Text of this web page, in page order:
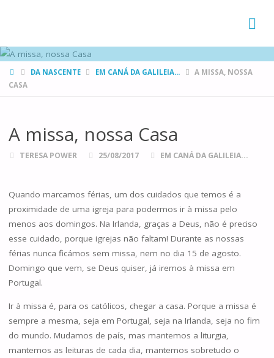
HOMEDA NASCENTE EM CANÁ DA GALILEIA...
A MISSA, NOSSA
CASA
A missa, nossa Casa
TERESA POWER 25/08/2017 EM CANÁ DA GALILEIA...
Quando marcamos férias, um dos cuidados que temos é a
proximidade de uma igreja para podermos ir à missa pelo
menos aos domingos. Na Irlanda, graças a Deus, não é preciso
esse cuidado, porque igrejas não faltam! Durante as nossas
férias nunca ficámos sem missa, nem no dia 15 de agosto.
Domingo que vem, se Deus quiser, já iremos à missa em
Portugal.
Ir à missa é, para os católicos, chegar a casa. Porque a missa é
sempre a mesma, seja em Portugal, seja na Irlanda, seja no fim
do mundo. Mudamos de país, mas mantemos a liturgia,
mantemos as leituras de cada dia, mantemos sobretudo o